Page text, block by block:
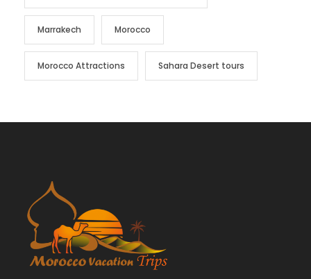
Marrakech Morocco
Morocco Attractions Sahara Desert tours